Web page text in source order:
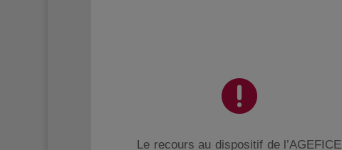

Le recours au dispositif de l’AGEFICE